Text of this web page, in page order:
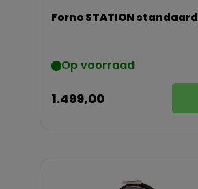
Forno STATION standaard
Op voorraad
1.499,00